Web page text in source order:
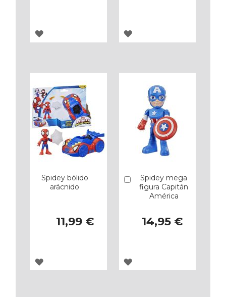
AGREGAR
FAVORITOS
AGREGAR
FAVORITOS
Spidey bólido
arácnido
11,99 €
AGREGAR
Spidey mega
figura Capitán
América
14,95 €
Añadir
AGREGAR